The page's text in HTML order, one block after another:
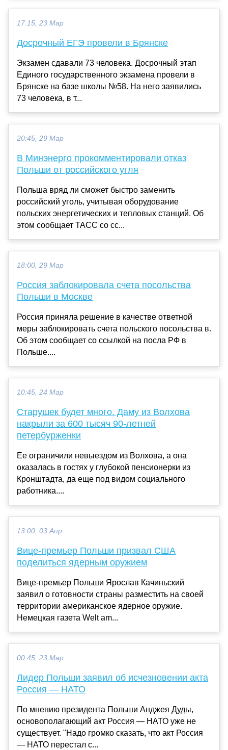
17:15, 23 Мар
Досрочный ЕГЭ провели в Брянске
Экзамен сдавали 73 человека. Досрочный этап
Единого государственного экзамена провели в
Брянске на базе школы №58. На него заявились
73 человека, в т...
20:45, 29 Мар
В Минэнерго прокомментировали отказ
Польши от российского угля
Польша вряд ли сможет быстро заменить
российский уголь, учитывая оборудование
польских энергетических и тепловых станций. Об
этом сообщает ТАСС со сс...
18:00, 29 Мар
Россия заблокировала счета посольства
Польши в Москве
Россия приняла решение в качестве ответной
меры заблокировать счета польского посольства в.
Об этом сообщает со ссылкой на посла РФ в
Польше....
10:45, 24 Мар
Старушек будет много. Даму из Волхова
накрыли за 600 тысяч 90-летней
петербурженки
Ее ограничили невыездом из Волхова, а она
оказалась в гостях у глубокой пенсионерки из
Кронштадта, да еще под видом социального
работника....
13:00, 03 Апр
Вице-премьер Польши призвал США
поделиться ядерным оружием
Вице-премьер Польши Ярослав Качиньский
заявил о готовности страны разместить на своей
территории американское ядерное оружие.
Немецкая газета Welt am...
00:45, 23 Мар
Лидер Польши заявил об исчезновении акта
Россия — НАТО
По мнению президента Польши Анджея Дуды,
основополагающий акт Россия — НАТО уже не
существует. "Надо громко сказать, что акт Россия
— НАТО перестал с...